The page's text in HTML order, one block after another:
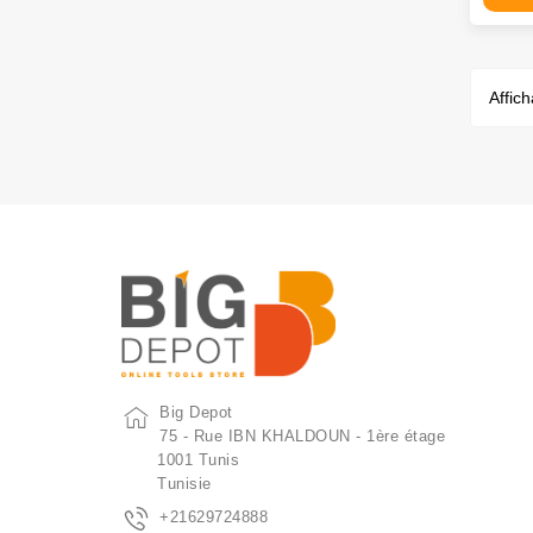
Big Depot
75 - Rue IBN KHALDOUN - 1ère étage
1001 Tunis
Tunisie
+21629724888